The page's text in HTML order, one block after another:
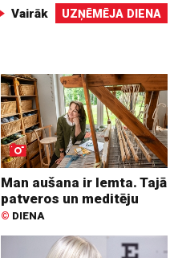
Vairāk UZŅĒMĒJA DIENA
Man aušana ir lemta. Tajā
patveros un meditēju
© DIENA